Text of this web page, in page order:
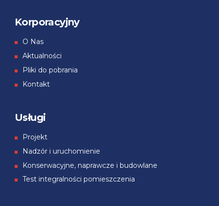
Korporacyjny
О Nas
Aktualności
Pliki do pobrania
Kontakt
Usługi
Projekt
Nadzór i uruchomienie
Konserwacyjne, naprawcze i budowlane
Test integralności pomieszczenia